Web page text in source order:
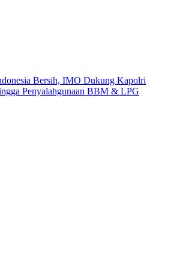
Bersih, IMO Dukung Kapolri
Penyalahgunaan BBM & LPG